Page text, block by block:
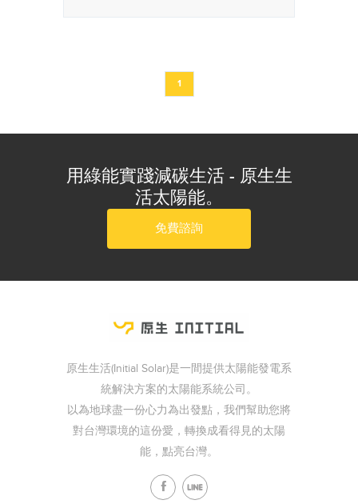
1
用綠能實踐減碳生活 - 原生生
活太陽能。
免費諮詢
原生生活(Initial Solar)是一間提供太陽能發電系
統解決方案的太陽能系統公司。
以為地球盡一份心力為出發點，我們幫助您將
對台灣環境的這份愛，轉換成看得見的太陽
能，點亮台灣。